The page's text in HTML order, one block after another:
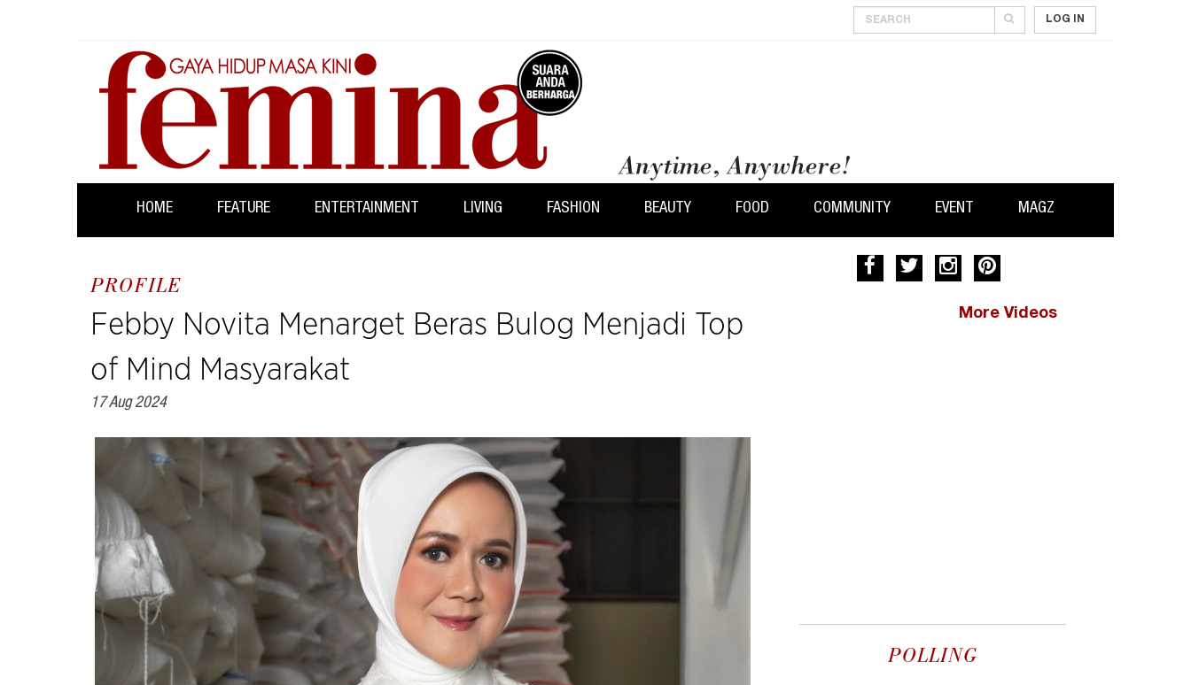
LOG IN
HOME FEATURE ENTERTAINMENT LIVING FASHION BEAUTY FOOD COMMUNITY EVENT MAGZ
PROFILE
Febby Novita Menarget Beras Bulog Menjadi Top
of Mind Masyarakat
17 Aug 2024
More Videos
POLLING